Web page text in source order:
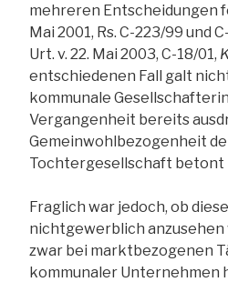
mehreren Entscheidungen
Mai 2001, Rs. C-223/99 und
Urt. v. 22. Mai 2003, C-18/01,
entschiedenen Fall galt
kommunale
Vergangenheit bereits
Gemeinwohlbezogenheit
Tochtergesellschaft betont
Fraglich war jedoch, ob
nichtgewerblich anzusehen
zwar bei marktbezogenen
kommunaler Unternehmen